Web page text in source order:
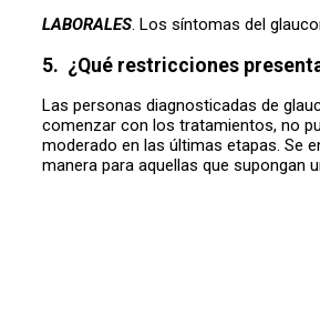
LABORALES. Los síntomas del
5. ¿Qué restricciones
Las personas diagnosticadas de
comenzar con los tratamientos, no
moderado en las últimas etapas. Se
manera para aquellas que supongan